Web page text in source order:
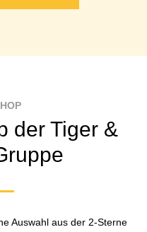
der Tiger &
Auswahl aus der 2-Sterne